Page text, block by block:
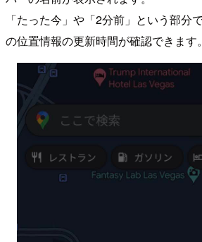
「たった今」や「2分前」という部分
の位置情報の更新時間が確認できます。